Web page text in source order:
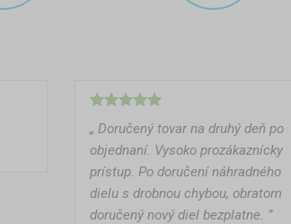
„ Doručený tovar na druhý deň po
objednaní. Vysoko prozákaznícky
prístup. Po doručení náhradného
dielu s drobnou chybou, obratom
doručený nový diel bezplatne. ”